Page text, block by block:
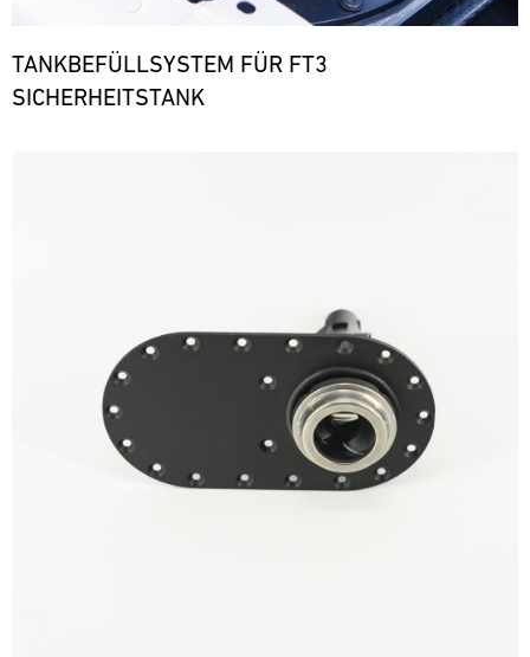
TANKBEFÜLLSYSTEM FÜR FT3
SICHERHEITSTANK